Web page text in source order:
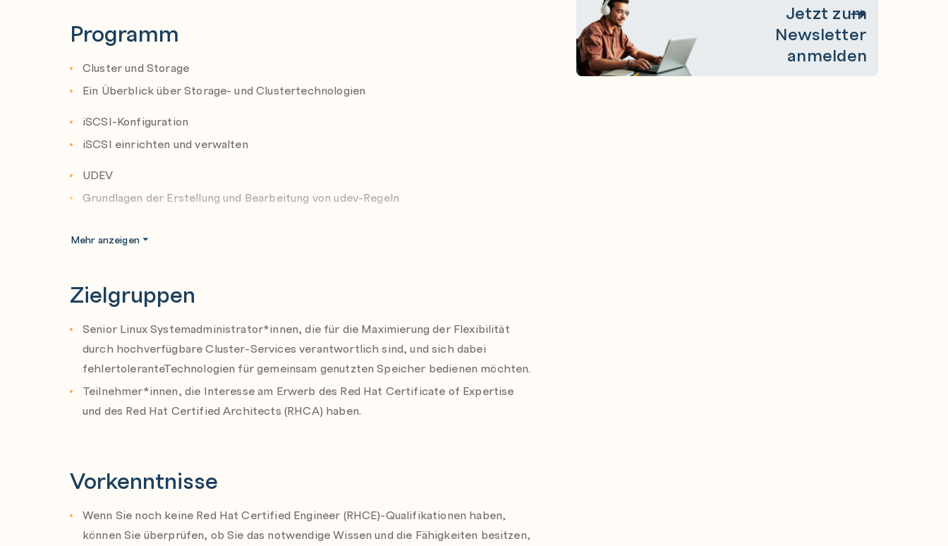
Quorum
Ressourcen und Ressourcengruppen
Cluster mit zwei Knoten
LVM-Management
Global File System 2
XFS
Ausführliche Zusammenfassung
Verwenden Sie das kostenfreie
Ausbildungserfolg!
Programm
Cluster und Storage
Ein Überblick über Storage- und Clustertechnologien
iSCSI-Konfiguration
iSCSI einrichten und verwalten
UDEV
Grundlagen der Erstellung und Bearbeitung von udev-Regeln
Red Hat High Availability Übersicht
Informationen über die Architektur und Komponententechnologie im Red Hat® High
Availability Add-On.
Quorum
Quorum und Quorum-Berechnungen besser verstehen
Ressourcen und Ressourcengruppen
Mehr anzeigen
Zielgruppen
Senior Linux Systemadministrator*innen, die für die Maximierung der Flexibilität
durch hochverfügbare Cluster-Services verantwortlich sind, und sich dabei
fehlertoleranteTechnologien für gemeinsam genutzten Speicher bedienen möchten.
Teilnehmer*innen, die Interesse am Erwerb des Red Hat Certificate of Expertise
und des Red Hat Certified Architects (RHCA) haben.
Vorkenntnisse
Wenn Sie noch keine Red Hat Certified Engineer (RHCE)-Qualifikationen haben,
können Sie überprüfen, ob Sie das notwendige Wissen und die Fähigkeiten besitzen,
Jetzt zum
Newsletter
anmelden